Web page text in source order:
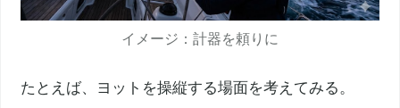
イメージ：計器を頼りに
たとえば、ヨットを操縦する場面を考えてみる。